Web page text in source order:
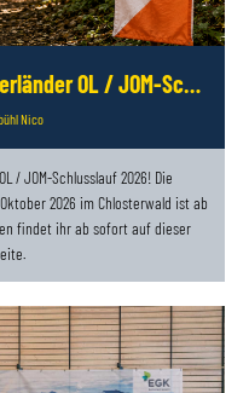
Willkommen zum Zürcher Oberländer OL / JOM-Schlusslauf 2026
Nico
/ JOM-Schlusslauf 2026! Die
2026 im Chlosterwald ist ab
findet ihr ab sofort auf dieser